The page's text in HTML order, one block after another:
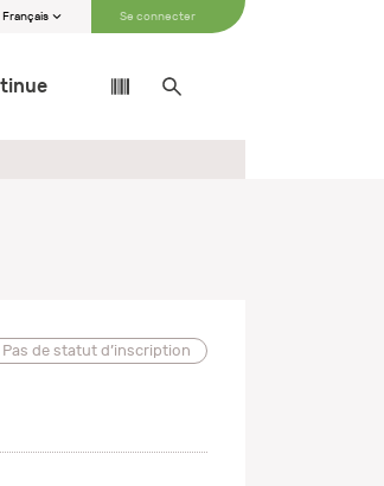
Français Se connecter
Pas de statut d’inscription